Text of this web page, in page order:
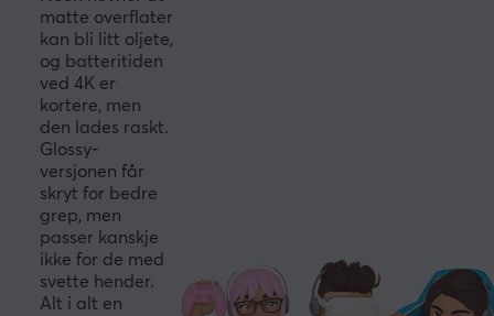
Optisk
DPI
3200 dpi
Rullehjul
Farge
Svart
Polling Rate
4000 Hz
matte overflater
kan bli litt oljete,
og batteritiden
ved 4K er
kortere, men
den lades raskt.
Glossy-
versjonen får
skryt for bedre
grep, men
passer kanskje
ikke for de med
svette hender.
Alt i alt en